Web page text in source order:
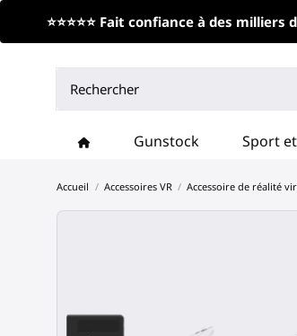
⭐⭐⭐⭐⭐ Fait confiance à des milliers
Gunstock Sport
Accueil Accessoires VR Accessoire de réalité